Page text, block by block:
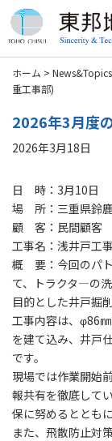
ホーム > News&Topics
重工事部)
2026年3月度
2026年3月18日
日 時：3月10日
場 所：三重県鈴
顧 客：民間顧客
工事名：浅井戸工事
概 要：今回のパ
て、トラクタ―の
目的とした井戸掘
工事内容は、φ86
を建て込み、井戸
です。
現場では作業開始
報共有を徹底して
保に努めるととも
また、飛散防止対